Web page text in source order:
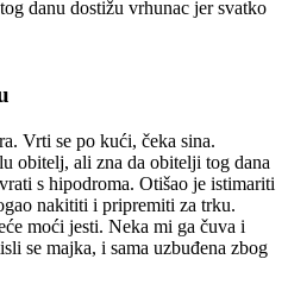
danu dostižu vrhunac jer svatko
Vrti se po kući, čeka sina.
obitelj, ali zna da obitelji tog dana
s hipodroma. Otišao je istimariti
nakititi i pripremiti za trku.
moći jesti. Neka mi ga čuva i
se majka, i sama uzbuđena zbog